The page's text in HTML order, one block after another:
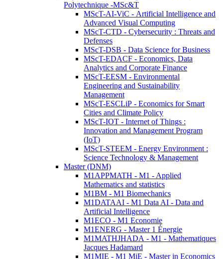
Polytechnique -MSc&T
MScT-AI-ViC - Artificial Intelligence and
Advanced Visual Computing
MScT-CTD - Cybersecurity : Threats and
Defenses
MScT-DSB - Data Science for Business
MScT-EDACF - Economics, Data
Analytics and Corporate Finance
MScT-EESM - Environmental
Engineering and Sustainability
Management
MScT-ESCLiP - Economics for Smart
Cities and Climate Policy
MScT-IOT - Internet of Things :
Innovation and Management Program
(IoT)
MScT-STEEM - Energy Environment :
Science Technology & Management
Master (DNM)
M1APPMATH - M1 - Applied
Mathematics and statistics
M1BM - M1 Biomechanics
M1DATAAI - M1 Data AI - Data and
Artificial Intelligence
M1ECO - M1 Economie
M1ENERG - Master 1 Énergie
M1MATHJHADA - M1 - Mathematiques
Jacques Hadamard
M1MIE - M1 MiE - Master in Economics